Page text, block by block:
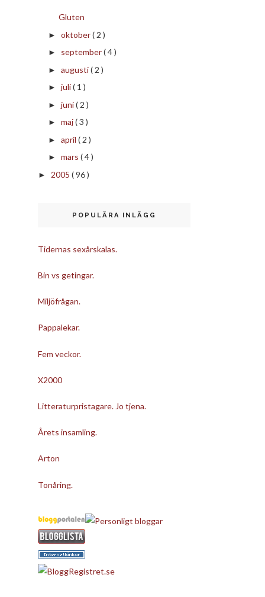
Gluten
► oktober( 2 )
► september( 4 )
► augusti( 2 )
► juli( 1 )
► juni( 2 )
► maj( 3 )
► april ( 2 )
► mars ( 4 )
► 2005 ( 96 )
POPULÄRA INLÄGG
Tidernas sexårskalas.
Bin vs getingar.
Miljöfrågan.
Pappalekar.
Fem veckor.
X2000
Litteraturpristagare. Jo tjena.
Årets insamling.
Arton
Tonåring.